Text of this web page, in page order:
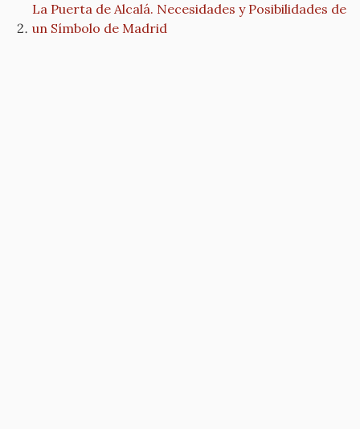
La Puerta de Alcalá. Necesidades y Posibilidades de
un Símbolo de Madrid